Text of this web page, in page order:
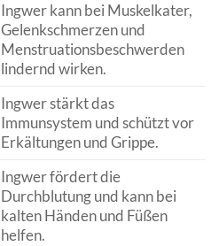
Ingwer kann bei Muskelkater,
Gelenkschmerzen und
Menstruationsbeschwerden
lindernd wirken.
Ingwer stärkt das
Immunsystem und schützt vor
Erkältungen und Grippe.
Ingwer fördert die
Durchblutung und kann bei
kalten Händen und Füßen
helfen.